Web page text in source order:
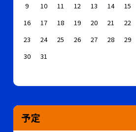
9
10 11 12 13 14
15
16
17 18 19 20 21
22
23
24 25 26 27 28
29
30
31
予定